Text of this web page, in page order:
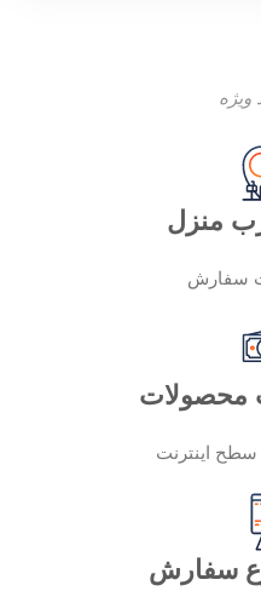
ویژه
منزل
سفارش
محصولات
اینترنت
سفارش